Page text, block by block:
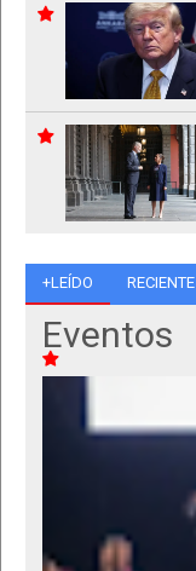
+LEÍDO RECIENTE
Eventos